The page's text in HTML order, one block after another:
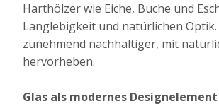
Harthölzer wie Eiche, Buche und
Langlebigkeit und natürlichen
zunehmend nachhaltiger, mit
hervorheben.
Glas als modernes Designelement